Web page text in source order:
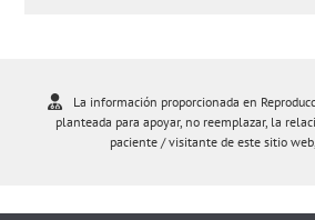
La información proporcionada en
planteada para apoyar, no reemplazar, la
paciente / visitante de este sitio